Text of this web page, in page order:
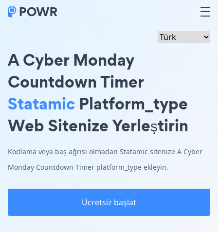
A Cyber Monday
Countdown Timer
Statamic Platform_type
Web Sitenize Yerleştirin
Kodlama veya baş ağrısı olmadan Statamic sitenize A Cyber
Monday Countdown Timer platform_type ekleyin.
Ücretsiz başlat